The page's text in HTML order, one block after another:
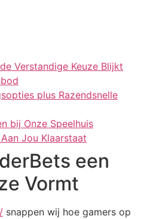
Verstandige Keuze Blijkt
plus Razendsnelle
bij Onze Speelhuis
Jou Klaarstaat
een
Vormt
snappen wij hoe gamers op